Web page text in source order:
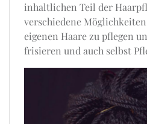
inhaltlichen Teil der
verschiedene
eigenen Haare zu pflegen
frisieren und auch selbst